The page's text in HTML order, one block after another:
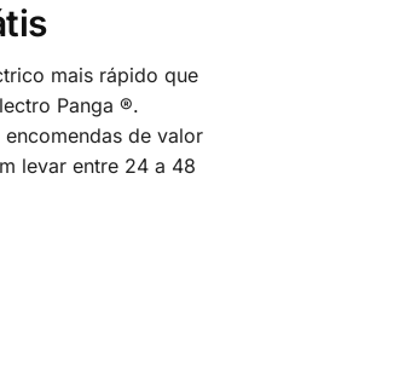
mais rápido que
Panga ®.
de valor
levar entre 24 a 48